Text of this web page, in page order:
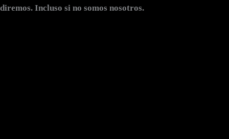
diremos. Incluso si no somos nosotros.